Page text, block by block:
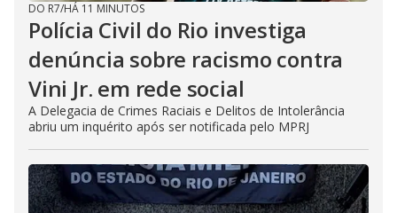
DO R7/HÁ 11 MINUTOS
Polícia Civil do Rio investiga
denúncia sobre racismo contra
Vini Jr. em rede social
A Delegacia de Crimes Raciais e Delitos de Intolerância
abriu um inquérito após ser notificada pelo MPRJ